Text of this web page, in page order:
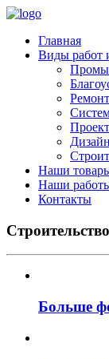
Главная
Виды работ
Наши
Наши
Контакты
Больше